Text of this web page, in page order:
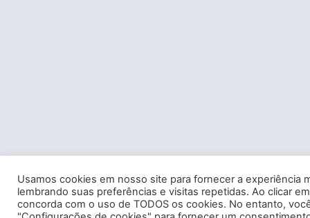
Usamos cookies em nosso site para fornecer a experiência
lembrando suas preferências e visitas repetidas. Ao clicar
concorda com o uso de TODOS os cookies. No entanto,